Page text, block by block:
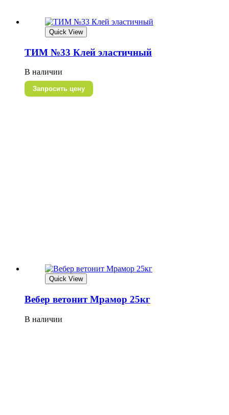
Quick View
ТИМ №33 Клей эластичный
В наличии
Запросить цену
Quick View
Вебер ветонит Мрамор 25кг
В наличии